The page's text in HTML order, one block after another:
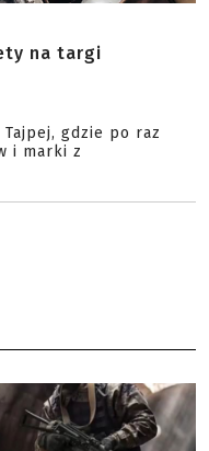
na targi
Tajpej, gdzie po raz
i marki z